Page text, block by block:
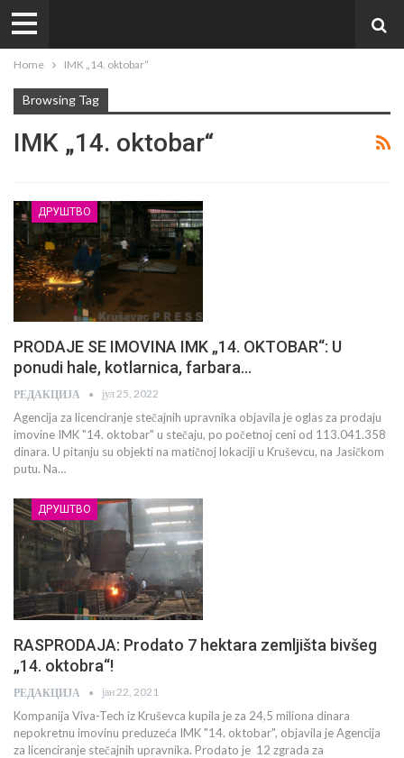
Home IMK „14. oktobar“
Browsing Tag
IMK „14. oktobar“
ДРУШТВО
PRODAJE SE IMOVINA IMK „14. OKTOBAR“: U
ponudi hale, kotlarnica, farbara…
РЕДАКЦИЈА јул 25, 2022
Agencija za licenciranje stečajnih upravnika objavila je oglas za prodaju
imovine IMK "14. oktobar" u stečaju, po početnoj ceni od 113.041.358
dinara. U pitanju su objekti na matičnoj lokaciji u Kruševcu, na Jasičkom
putu. Na…
ДРУШТВО
RASPRODAJA: Prodato 7 hektara zemljišta bivšeg
„14. oktobra“!
РЕДАКЦИЈА јан 22, 2021
Kompanija Viva-Tech iz Kruševca kupila je za 24,5 miliona dinara
nepokretnu imovinu preduzeća IMK "14. oktobar", objavila je Agencija
za licenciranje stečajnih upravnika. Prodato je 12 zgrada za